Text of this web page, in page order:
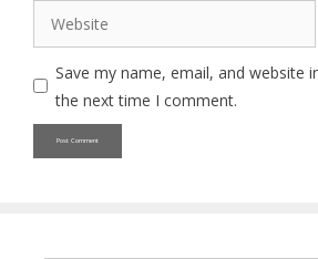
Website
Save my name, email, and website
the next time I comment.